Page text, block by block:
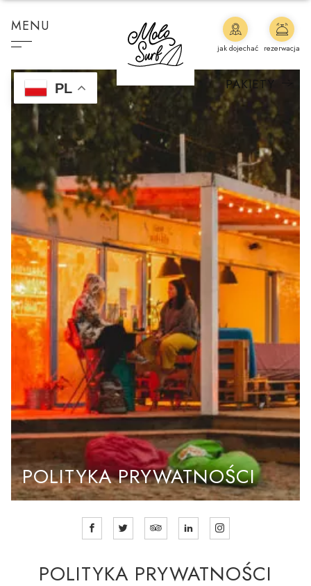
MENU
PL PAKIETY
jak dojechać rezerwacja
POLITYKA PRYWATNOŚCI
POLITYKA PRYWATNOŚCI